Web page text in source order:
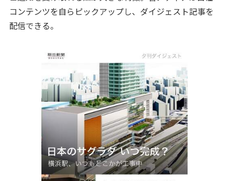
コンテンツを自らピックアップし、ダイジェスト記事を
配信できる。